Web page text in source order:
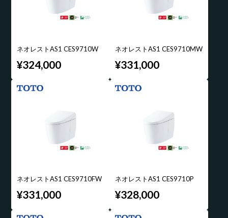
ネオレストAS1 CES9710W
¥324,000
ネオレストAS1 CES9710MW
¥331,000
ネオレストAS1 CES9710FW
¥331,000
ネオレストAS1 CES9710P
¥328,000